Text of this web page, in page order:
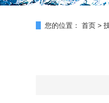
您的位置： 首页 >